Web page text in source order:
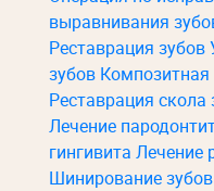
выравнивания
Реставрация зубов
зубов Композитная
Реставрация скола
Лечение
гингивита Лечение
Шинирование зубов